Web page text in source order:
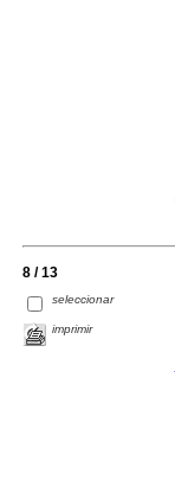
8 / 13
seleccionar
imprimir